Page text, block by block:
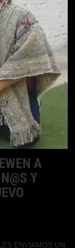
A
Y
ENVIAMOS UN